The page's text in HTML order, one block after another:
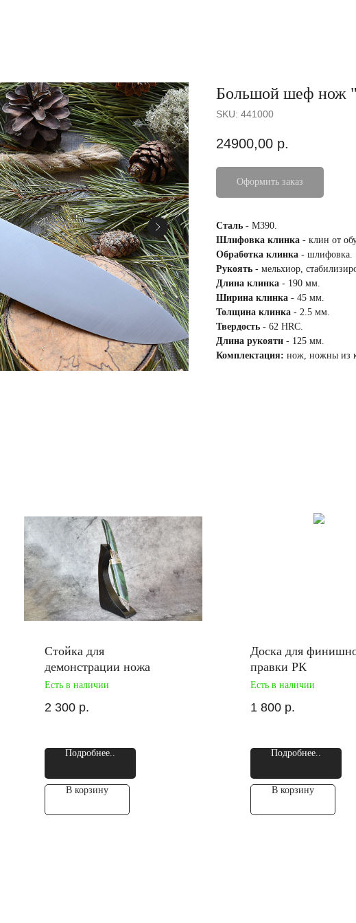
Большой шеф нож
SKU: 441000
24900,00 р.
Оформить заказ
Сталь - М390.
Шлифовка клинка - клин от
Обработка клинка - шлифовка.
Рукоять - мельхиор,
Длина клинка - 190 мм.
Ширина клинка - 45 мм.
Толщина клинка - 2.5 мм.
Твердость - 62 HRC.
Длина рукояти - 125 мм.
Комплектация: нож, ножны из
Стойка для
демонстрации ножа
Есть в наличии
2 300 р.
Подробнее..
В корзину
Доска для
правки РК
Есть в наличии
1 800 р.
Подробнее..
В корзину